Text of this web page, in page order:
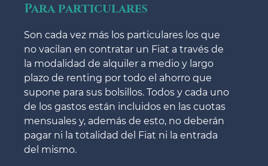
Para particulares
Son cada vez más los particulares los que
no vacilan en contratar un Fiat a través de
la modalidad de alquiler a medio y largo
plazo de renting por todo el ahorro que
supone para sus bolsillos. Todos y cada uno
de los gastos están incluidos en las cuotas
mensuales y, además de esto, no deberán
pagar ni la totalidad del Fiat ni la entrada
del mismo.